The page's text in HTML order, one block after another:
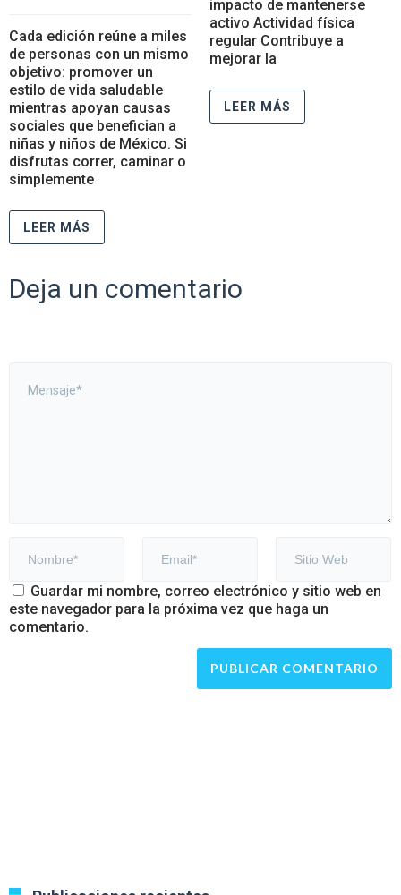
Cada edición reúne a miles
de personas con un mismo
objetivo: promover un
estilo de vida saludable
mientras apoyan causas
sociales que benefician a
niñas y niños de México. Si
disfrutas correr, caminar o
simplemente
LEER MÁS
impacto de mantenerse
activo Actividad física
regular Contribuye a
mejorar la
LEER MÁS
Deja un comentario
Guardar mi nombre, correo electrónico y sitio web en
este navegador para la próxima vez que haga un
comentario.